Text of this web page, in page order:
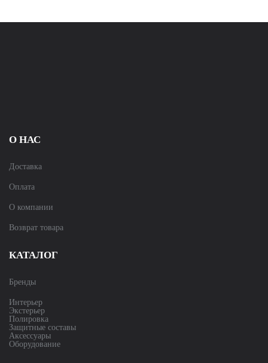
О НАС
Доставка
Оплата
О компании
Возврат товара
КАТАЛОГ
Бренды
Интерьер
Экстерьер
Полировка
Защитные составы
Аксессуары
Оборудование